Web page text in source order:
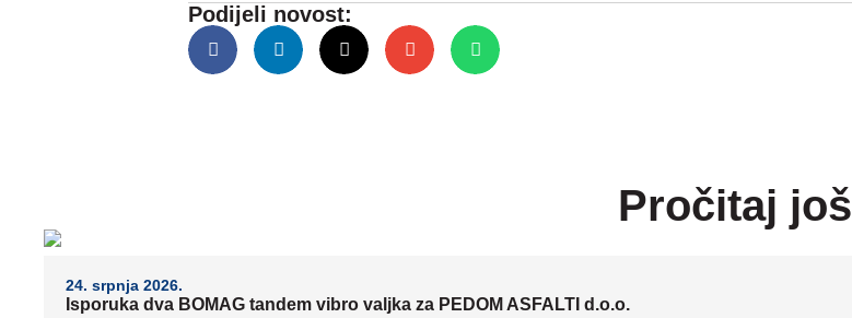
Podijeli novost:
Pročitaj još
24. srpnja 2026.
Isporuka dva BOMAG tandem vibro valjka za PEDOM ASFALTI d.o.o.